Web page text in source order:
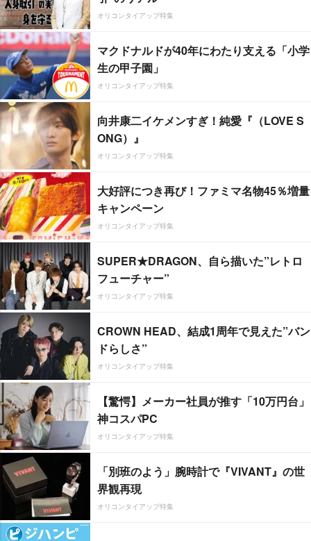
オリコンタイアップ特集
マクドナルドが40年にわたり支える「小学
生の甲子園」
オリコンタイアップ特集
向井康二イケメンすぎ！純愛『（LOVE S
ONG）』
オリコンタイアップ特集
大好評につき再び！ファミマ名物45％増量
キャンペーン
オリコンタイアップ特集
SUPER★DRAGON、自ら描いた”レトロ
フューチャー”
オリコンタイアップ特集
CROWN HEAD、結成1周年で見えた”バン
ドらしさ”
オリコンタイアップ特集
【驚愕】メーカー社員が推す「10万円台」
神コスパPC
オリコンタイアップ特集
「別班のよう」腕時計で『VIVANT』の世
界観再現
オリコンタイアップ特集